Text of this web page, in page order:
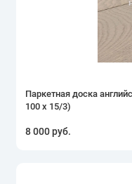
Паркетная доска
100 х 15/3)
8 000 руб.